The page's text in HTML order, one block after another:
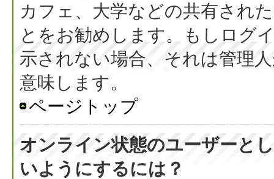
カフェ、大学などの共有され
とをお勧めします。もしログ
示されない場合、それは管理
意味します。
ページトップ
オンライン状態のユーザーと
いようにするには？